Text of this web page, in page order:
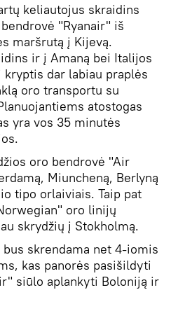
keliautojus skraidins
"Ryanair" iš
maršrutą į Kijevą.
ir į Amaną bei Italijos
kryptis dar labiau praplės
oro transportu su
atostogas
yra vos 35 minutės
oro bendrovė "Air
Miuncheną, Berlyną
tipo orlaiviais. Taip pat
oro linijų
skrydžių į Stokholmą.
skrendama net 4-iomis
kas panorės pasišildyti
siūlo aplankyti Boloniją ir